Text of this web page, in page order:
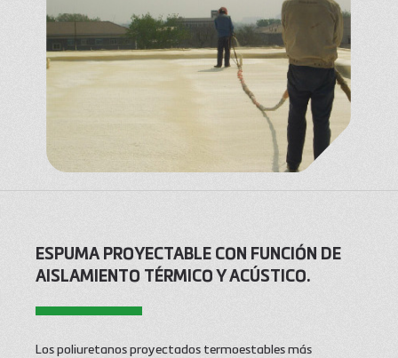
ESPUMA PROYECTABLE CON FUNCIÓN DE
AISLAMIENTO TÉRMICO Y ACÚSTICO.
Los poliuretanos proyectados termoestables más